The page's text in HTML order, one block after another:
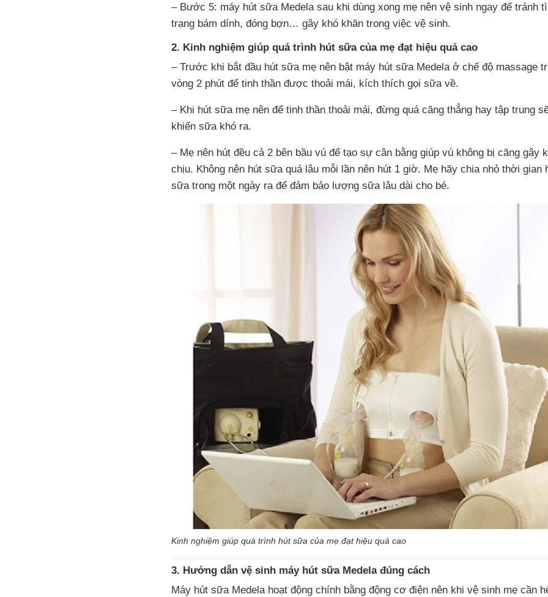
– Bước 5: máy hút sữa Medela sau khi dùng xong mẹ nên vệ sinh ngay để tránh
trạng bám dính, đóng bợn… gây khó khăn trong việc vệ sinh.
2. Kinh nghiệm giúp quá trình hút sữa của mẹ đạt hiệu quả cao
– Trước khi bắt đầu hút sữa mẹ nên bật máy hút sữa Medela ở chế độ massage
vòng 2 phút để tinh thần được thoải mái, kích thích gọi sữa về.
– Khi hút sữa mẹ nên để tinh thần thoải mái, đừng quá căng thẳng hay tập trung
khiến sữa khó ra.
– Mẹ nên hút đều cả 2 bên bầu vú để tạo sự cân bằng giúp vú không bị căng gây
chịu. Không nên hút sữa quá lâu mỗi lần nên hút 1 giờ. Mẹ hãy chia nhỏ thời gian
sữa trong một ngày ra để đảm bảo lượng sữa lâu dài cho bé.
Kinh nghiệm giúp quá trình hút sữa của mẹ đạt hiệu quả cao
3. Hướng dẫn vệ sinh máy hút sữa Medela đúng cách
Máy hút sữa Medela hoạt động chính bằng động cơ điện nên khi vệ sinh mẹ cần